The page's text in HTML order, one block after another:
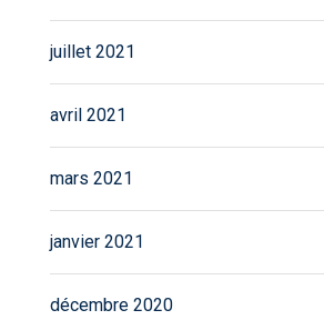
juillet 2021
avril 2021
mars 2021
janvier 2021
décembre 2020